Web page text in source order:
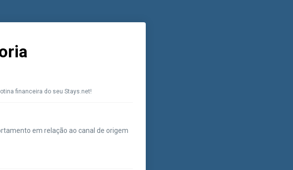
financeira do seu Stays.net!
em relação ao canal de origem